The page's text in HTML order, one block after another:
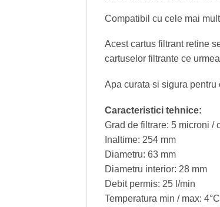
Compatibil cu cele mai
Acest cartus filtrant retine
cartuselor filtrante ce
Apa curata si sigura
Caracteristici tehnice:
Grad de filtrare: 5 microni /
Inaltime: 254 mm
Diametru: 63 mm
Diametru interior: 28 mm
Debit permis: 25 l/min
Temperatura min / max: